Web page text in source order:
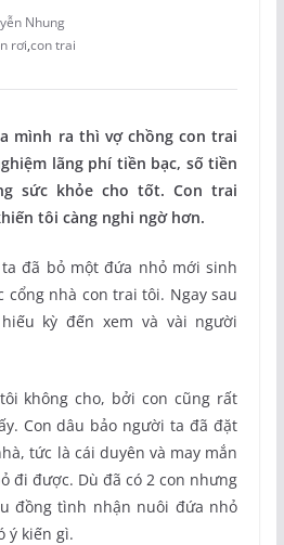
Nhung
rơi,con trai
mình ra thì vợ chồng con trai
lãng phí tiền bạc, số tiền
sức khỏe cho tốt. Con trai
tôi càng nghi ngờ hơn.
đã bỏ một đứa nhỏ mới sinh
cổng nhà con trai tôi. Ngay sau
kỳ đến xem và vài người
không cho, bởi con cũng rất
Con dâu bảo người ta đã đặt
tức là cái duyên và may mắn
đi được. Dù đã có 2 con nhưng
đồng tình nhận nuôi đứa nhỏ
ý kiến gì.